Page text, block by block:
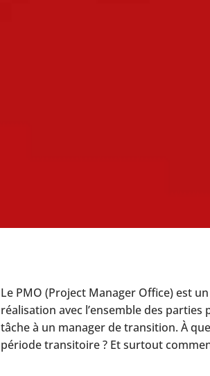
Le PMO (Project Manager Office) est
réalisation avec l’ensemble des
tâche à un manager de transition. À
période transitoire ? Et surtout